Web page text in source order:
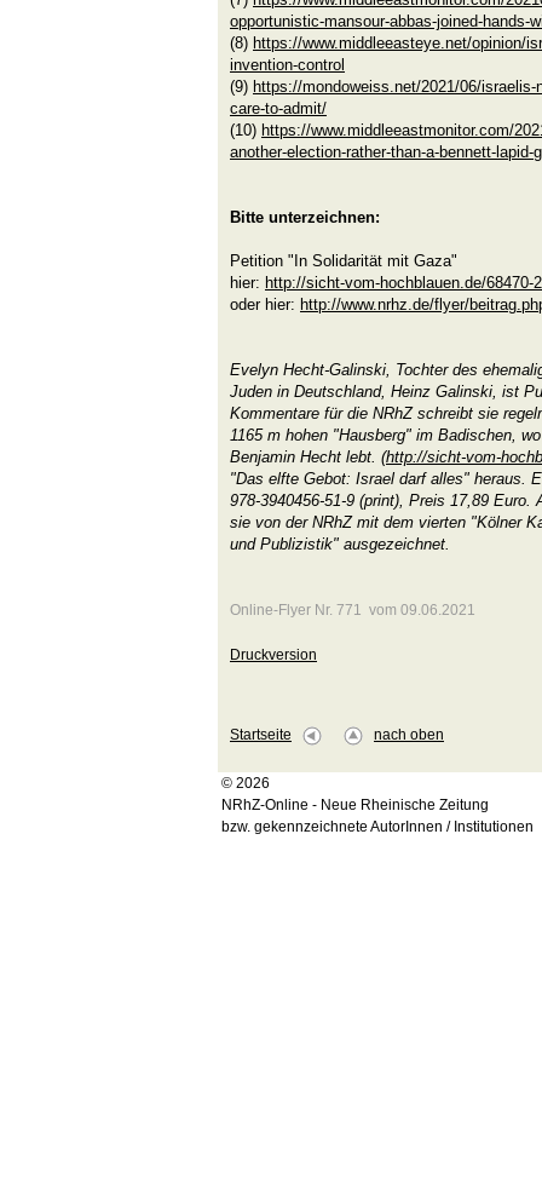
opportunistic-mansour-abbas-joined-hands-
(8) https://www.middleeasteye.net/opinion/
invention-control
(9) https://mondoweiss.net/2021/06/israelis-
care-to-admit/
(10) https://www.middleeastmonitor.com/
another-election-rather-than-a-bennett-lapid-
Bitte unterzeichnen:
Petition "In Solidarität mit Gaza"
hier: http://sicht-vom-hochblauen.de/68470-2
oder hier: http://www.nrhz.de/flyer/
Evelyn Hecht-Galinski, Tochter des
Juden in Deutschland, Heinz Galinski, ist
Kommentare für die NRhZ schreibt sie
1165 m hohen "Hausberg" im Badischen,
Benjamin Hecht lebt. (http://sicht-vom-
"Das elfte Gebot: Israel darf alles" heraus.
978-3940456-51-9 (print), Preis 17,89 Euro.
sie von der NRhZ mit dem vierten "Kölner
und Publizistik" ausgezeichnet.
Online-Flyer Nr. 771 vom 09.06.2021
Druckversion
Startseite nach oben
© 2026
NRhZ-Online - Neue Rheinische Zeitung
bzw. gekennzeichnete AutorInnen / Institutionen